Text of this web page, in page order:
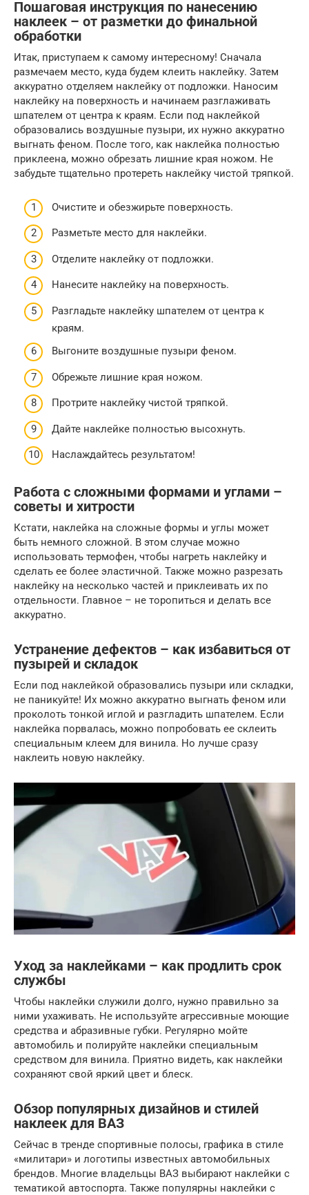
Пошаговая инструкция по нанесению
наклеек – от разметки до финальной
обработки
Итак, приступаем к самому интересному! Сначала
размечаем место, куда будем клеить наклейку. Затем
аккуратно отделяем наклейку от подложки. Наносим
наклейку на поверхность и начинаем разглаживать
шпателем от центра к краям. Если под наклейкой
образовались воздушные пузыри, их нужно аккуратно
выгнать феном. После того, как наклейка полностью
приклеена, можно обрезать лишние края ножом. Не
забудьте тщательно протереть наклейку чистой тряпкой.
Очистите и обезжирьте поверхность.
Разметьте место для наклейки.
Отделите наклейку от подложки.
Нанесите наклейку на поверхность.
Разгладьте наклейку шпателем от центра к
краям.
Выгоните воздушные пузыри феном.
Обрежьте лишние края ножом.
Протрите наклейку чистой тряпкой.
Дайте наклейке полностью высохнуть.
Наслаждайтесь результатом!
Работа с сложными формами и углами –
советы и хитрости
Кстати, наклейка на сложные формы и углы может
быть немного сложной. В этом случае можно
использовать термофен, чтобы нагреть наклейку и
сделать ее более эластичной. Также можно разрезать
наклейку на несколько частей и приклеивать их по
отдельности. Главное – не торопиться и делать все
аккуратно.
Устранение дефектов – как избавиться от
пузырей и складок
Если под наклейкой образовались пузыри или складки,
не паникуйте! Их можно аккуратно выгнать феном или
проколоть тонкой иглой и разгладить шпателем. Если
наклейка порвалась, можно попробовать ее склеить
специальным клеем для винила. Но лучше сразу
наклеить новую наклейку.
Уход за наклейками – как продлить срок
службы
Чтобы наклейки служили долго, нужно правильно за
ними ухаживать. Не используйте агрессивные моющие
средства и абразивные губки. Регулярно мойте
автомобиль и полируйте наклейки специальным
средством для винила. Приятно видеть, как наклейки
сохраняют свой яркий цвет и блеск.
Обзор популярных дизайнов и стилей
наклеек для ВАЗ
Сейчас в тренде спортивные полосы, графика в стиле
«милитари» и логотипы известных автомобильных
брендов. Многие владельцы ВАЗ выбирают наклейки с
тематикой автоспорта. Также популярны наклейки с